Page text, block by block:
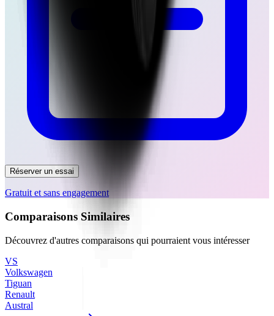
Réserver un essai
Gratuit et sans engagement
Comparaisons Similaires
Découvrez d'autres comparaisons qui pourraient vous intéresser
VS
Volkswagen
Tiguan
Renault
Austral